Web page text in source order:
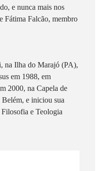
e nunca mais nos
Fátima Falcão, membro
na Ilha do Marajó (PA),
em 1988, em
2000, na Capela de
e iniciou sua
Filosofia e Teologia